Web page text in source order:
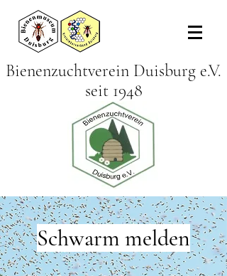
Bienenzuchtverein Duisburg e.V.
seit 1948
Schwarm melden